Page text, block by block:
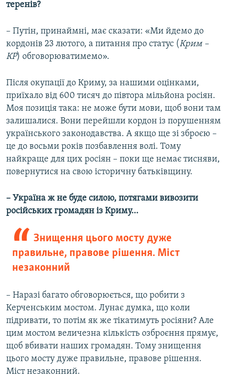
теренів?
– Путін, принаймні, має сказати: «Ми йдемо до
кордонів 23 лютого, а питання про статус (Крим –
КР) обговорюватимемо».
Після окупації до Криму, за нашими оцінками,
приїхало від 600 тисяч до півтора мільйона росіян.
Моя позиція така: не може бути мови, щоб вони там
залишалися. Вони перейшли кордон із порушенням
українського законодавства. А якщо ще зі зброєю –
це до восьми років позбавлення волі. Тому
найкраще для цих росіян – поки ще немає тисняви,
повернутися на свою історичну батьківщину.
– Україна ж не буде силою, потягами вивозити
російських громадян із Криму…
Знищення цього мосту дуже
правильне, правове рішення. Міст
незаконний
– Наразі багато обговорюється, що робити з
Керченським мостом. Лунає думка, що коли
підривати, то потім як же тікатимуть росіяни? Але
цим мостом величезна кількість озброєння прямує,
щоб вбивати наших громадян. Тому знищення
цього мосту дуже правильне, правове рішення.
Міст незаконний.